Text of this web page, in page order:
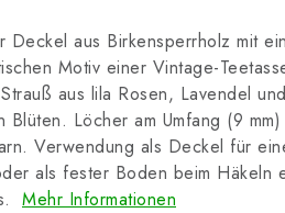
Deckel aus Birkensperrholz mit
Motiv einer Vintage-
aus lila Rosen, Lavendel
Blüten. Löcher am Umfang (9
Verwendung als Deckel für
als fester Boden beim Häkeln
Mehr Informationen